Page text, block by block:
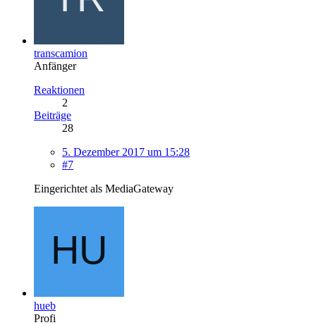
transcamion
Anfänger
Reaktionen
2
Beiträge
28
5. Dezember 2017 um 15:28
#7
Eingerichtet als MediaGateway
hueb
Profi